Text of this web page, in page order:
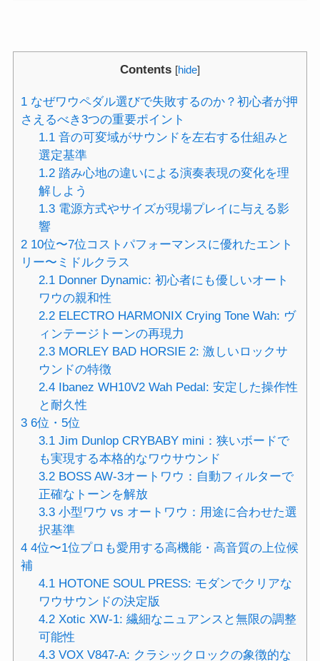
Contents [hide]
1なぜワウペダル選びで失敗するのか？初心者が押
さえるべき3つの重要ポイント
1.1 音の可変域がサウンドを左右する仕組みと
選定基準
1.2 踏み心地の違いによる演奏表現の変化を理
解しよう
1.3 電源方式やサイズが現場プレイに与える影
響
210位〜7位コストパフォーマンスに優れたエント
リー〜ミドルクラス
2.1 Donner Dynamic: 初心者にも優しいオート
ワウの親和性
2.2 ELECTRO HARMONIX Crying Tone Wah: ヴ
ィンテージトーンの再現力
2.3 MORLEY BAD HORSIE 2: 激しいロックサ
ウンドの特徴
2.4 Ibanez WH10V2 Wah Pedal: 安定した操作性
と耐久性
36位・5位
3.1 Jim Dunlop CRYBABY mini：狭いボードで
も実現する本格的なワウサウンド
3.2 BOSS AW-3オートワウ：自動フィルターで
正確なトーンを解放
3.3 小型ワウ vs オートワウ：用途に合わせた選
択基準
44位〜1位プロも愛用する高機能・高音質の上位候
補
4.1 HOTONE SOUL PRESS: モダンでクリアな
ワウサウンドの決定版
4.2 Xotic XW-1: 繊細なニュアンスと無限の調整
可能性
4.3 VOX V847-A: クラシックロックの象徴的な